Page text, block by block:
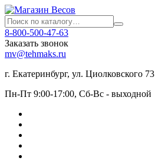
8-800-500-47-63
Заказать звонок
mv@tehmaks.ru
г. Екатеринбург, ул. Циолковского 73
Пн-Пт 9:00-17:00, Сб-Вс - выходной